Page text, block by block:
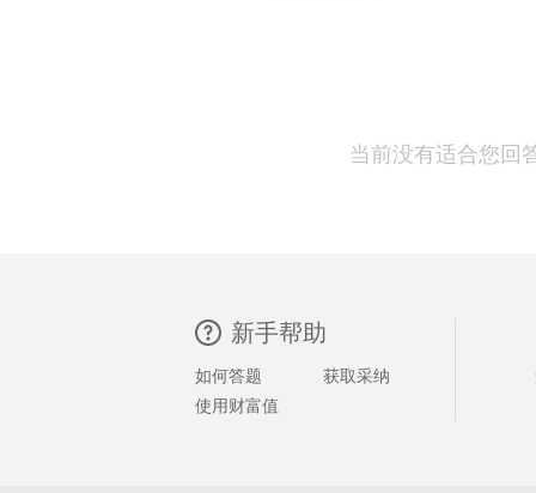
当前没有适合您回
新手帮助
如何答题
获取采纳
使用财富值